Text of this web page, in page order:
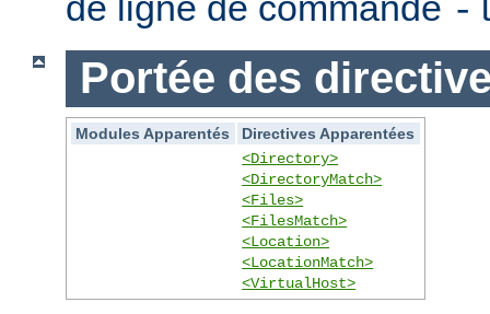
-
Portée des
Modules Apparentés
Directives Apparentées
<Directory>
<DirectoryMatch>
<Files>
<FilesMatch>
<Location>
<LocationMatch>
<VirtualHost>